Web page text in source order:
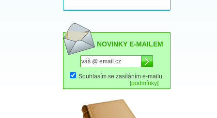
NOVINKY E-MAILEM
Souhlasím se zasíláním e-mailu.
[podmínky]